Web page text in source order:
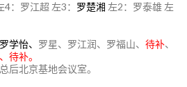
：罗江超 左3： 罗楚湘 左2：罗泰雄 左
罗学怡、 罗星、罗江润、罗福山、 待补、
待补。
后北京基地会议室。